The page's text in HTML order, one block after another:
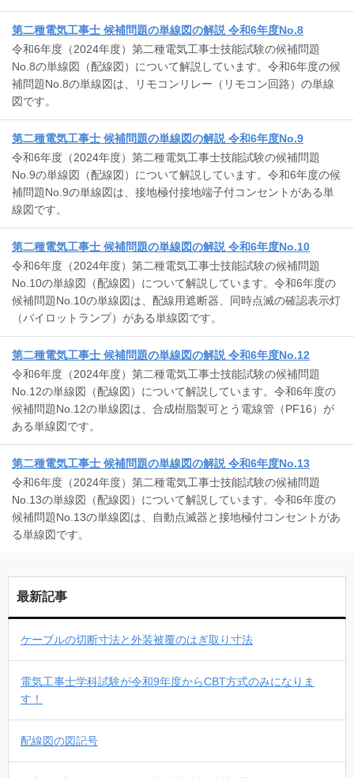
第二種電気工事士 候補問題の単線図の解説 令和6年度No.8
令和6年度（2024年度）第二種電気工事士技能試験の候補問題
No.8の単線図（配線図）について解説しています。令和6年度の候
補問題No.8の単線図は、リモコンリレー（リモコン回路）の単線
図です。
第二種電気工事士 候補問題の単線図の解説 令和6年度No.9
令和6年度（2024年度）第二種電気工事士技能試験の候補問題
No.9の単線図（配線図）について解説しています。令和6年度の候
補問題No.9の単線図は、接地極付接地端子付コンセントがある単
線図です。
第二種電気工事士 候補問題の単線図の解説 令和6年度No.10
令和6年度（2024年度）第二種電気工事士技能試験の候補問題
No.10の単線図（配線図）について解説しています。令和6年度の
候補問題No.10の単線図は、配線用遮断器、同時点滅の確認表示灯
（パイロットランプ）がある単線図です。
第二種電気工事士 候補問題の単線図の解説 令和6年度No.12
令和6年度（2024年度）第二種電気工事士技能試験の候補問題
No.12の単線図（配線図）について解説しています。令和6年度の
候補問題No.12の単線図は、合成樹脂製可とう電線管（PF16）が
ある単線図です。
第二種電気工事士 候補問題の単線図の解説 令和6年度No.13
令和6年度（2024年度）第二種電気工事士技能試験の候補問題
No.13の単線図（配線図）について解説しています。令和6年度の
候補問題No.13の単線図は、自動点滅器と接地極付コンセントがあ
る単線図です。
最新記事
ケーブルの切断寸法と外装被覆のはぎ取り寸法
電気工事士学科試験が令和9年度からCBT方式のみになりま
す！
配線図の図記号